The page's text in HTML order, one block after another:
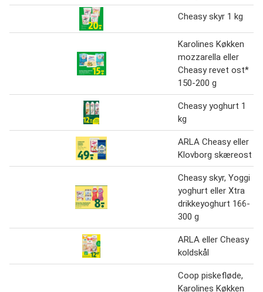
Cheasy skyr 1 kg
Karolines Køkken
mozzarella eller
Cheasy revet ost*
150-200 g
Cheasy yoghurt 1
kg
ARLA Cheasy eller
Klovborg skæreost
Cheasy skyr, Yoggi
yoghurt eller Xtra
drikkeyoghurt 166-
300 g
ARLA eller Cheasy
koldskål
Coop piskefløde,
Karolines Køkken